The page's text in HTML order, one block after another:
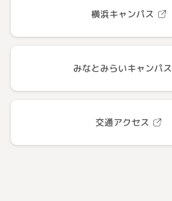
横浜キャンパス
みなとみらいキャンパス
交通アクセス